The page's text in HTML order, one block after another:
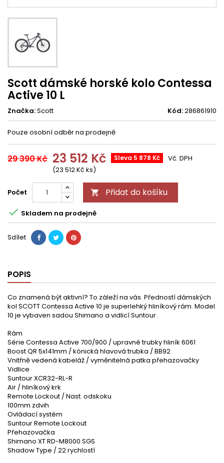
Scott dámské horské kolo Contessa
Active 10 L
Značka:Scott Kód:286861910
Pouze osobní odběr na prodejně
29 390 Kč 23 512 Kč Sleva 5 878 Kč
(23 512 Kč ks)
Vč. DPH
Počet  Přidat do košíku
 Skladem na prodejně
Sdílet
POPIS
Co znamená být aktivní? To záleží na vás. Předností dámských
kol SCOTT Contessa Active 10 je superlehký hliníkový rám. Model
10 je vybaven sadou Shimano a vidlicí Suntour.
Rám
Série Contessa Active 700/900 / upravné trubky hliník 6061
Boost QR 5x141mm / kónická hlavová trubka / BB92
Vnitřně vedená kabeláž / vyměnitelná patka přehazovačky
Vidlice
Suntour XCR32-RL-R
Air / hliníkový krk
Remote Lockout / Nast. odskoku
100mm zdvih
Ovládací systém
Suntour Remote Lockout
Přehazovačka
Shimano XT RD-M8000 SGS
Shadow Type / 22 rychlostí